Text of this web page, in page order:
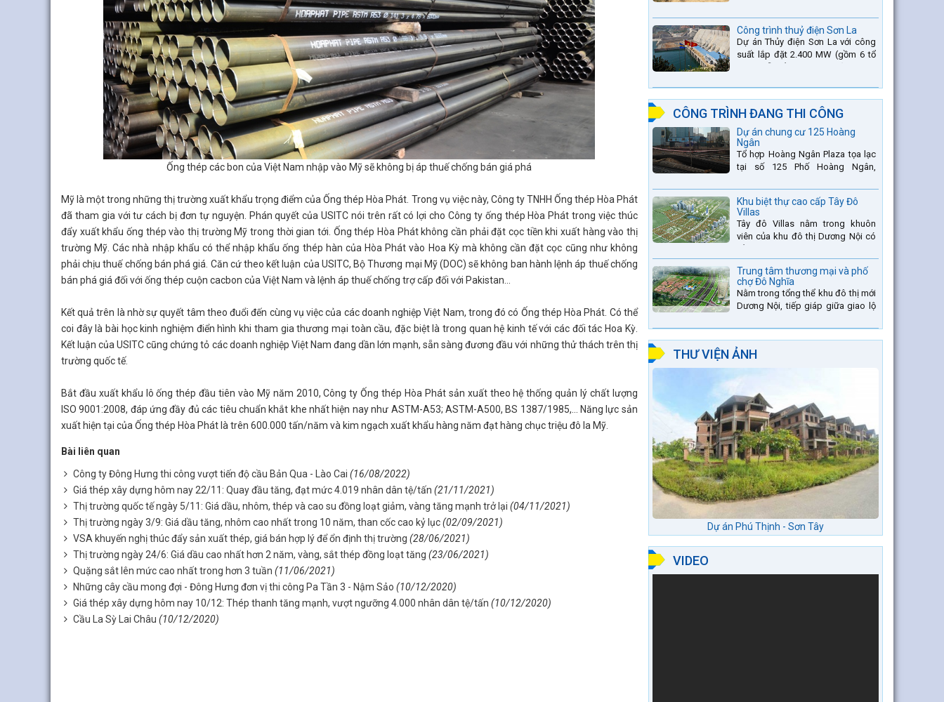
Ống thép các bon của Việt Nam nhập vào Mỹ sẽ không bị áp thuế chống bán giá phá
Mỹ là một trong những thị trường xuất khẩu trọng điểm của Ống thép Hòa Phát. Trong vụ việc này, Công ty TNHH Ống thép Hòa Phát
đã tham gia với tư cách bị đơn tự nguyện. Phán quyết của USITC nói trên rất có lợi cho Công ty ống thép Hòa Phát trong việc thúc
đẩy xuất khẩu ống thép vào thị trường Mỹ trong thời gian tới. Ống thép Hòa Phát không cần phải đặt cọc tiền khi xuất hàng vào thị
trường Mỹ. Các nhà nhập khẩu có thể nhập khẩu ống thép hàn của Hòa Phát vào Hoa Kỳ mà không cần đặt cọc cũng như không
phải chịu thuế chống bán phá giá. Căn cứ theo kết luận của USITC, Bộ Thương mại Mỹ (DOC) sẽ không ban hành lệnh áp thuế chống
bán phá giá đối với ống thép cuộn cacbon của Việt Nam và lệnh áp thuế chống trợ cấp đối với Pakistan...
Kết quả trên là nhờ sự quyết tâm theo đuổi đến cùng vụ việc của các doanh nghiệp Việt Nam, trong đó có Ống thép Hòa Phát. Có thể
coi đây là bài học kinh nghiệm điển hình khi tham gia thương mại toàn cầu, đặc biệt là trong quan hệ kinh tế với các đối tác Hoa Kỳ.
Kết luận của USITC cũng chứng tỏ các doanh nghiệp Việt Nam đang dần lớn mạnh, sẵn sàng đương đầu với những thử thách trên thị
trường quốc tế.
Bắt đầu xuất khẩu lô ống thép đầu tiên vào Mỹ năm 2010, Công ty Ống thép Hòa Phát sản xuất theo hệ thống quản lý chất lượng
ISO 9001:2008, đáp ứng đầy đủ các tiêu chuẩn khắt khe nhất hiện nay như ASTM-A53; ASTM-A500, BS 1387/1985,… Năng lực sản
xuất hiện tại của Ống thép Hòa Phát là trên 600.000 tấn/năm và kim ngạch xuất khẩu hàng năm đạt hàng chục triệu đô la Mỹ.
Bài liên quan
Công ty Đông Hưng thi công vượt tiến độ cầu Bản Qua - Lào Cai (16/08/2022)
Giá thép xây dựng hôm nay 22/11: Quay đầu tăng, đạt mức 4.019 nhân dân tệ/tấn (21/11/2021)
Thị trường quốc tế ngày 5/11: Giá dầu, nhôm, thép và cao su đồng loạt giảm, vàng tăng mạnh trở lại (04/11/2021)
Thị trường ngày 3/9: Giá dầu tăng, nhôm cao nhất trong 10 năm, than cốc cao kỷ lục(02/09/2021)
VSA khuyến nghị thúc đẩy sản xuất thép, giá bán hợp lý để ổn định thị trường (28/06/2021)
Thị trường ngày 24/6: Giá dầu cao nhất hơn 2 năm, vàng, sắt thép đồng loạt tăng (23/06/2021)
Quặng sắt lên mức cao nhất trong hơn 3 tuần (11/06/2021)
Những cây cầu mong đợi - Đông Hưng đơn vị thi công Pa Tần 3 - Nậm Sảo (10/12/2020)
Giá thép xây dựng hôm nay 10/12: Thép thanh tăng mạnh, vượt ngưỡng 4.000 nhân dân tệ/tấn (10/12/2020)
Cầu La Sỳ Lai Châu (10/12/2020)
Huyện Đức Thọ - tỉnh Hà Tĩnh.
Công trình thuỷ điện Sơn La
Dự án Thủy điện Sơn La với công
suất lắp đặt 2.400 MW (gồm 6 tổ
CÔNG TRÌNH ĐANG THI CÔNG
Dự án chung cư 125 Hoàng
Ngân
Tổ hợp Hoàng Ngân Plaza tọa lạc
tại số 125 Phố Hoàng Ngân,
Xuân, thành phố Hà Nội. được thiết
kế hài hòa là sự kết hợp...
Khu biệt thự cao cấp Tây Đô
Villas
Tây đô Villas nằm trong khuôn
viên của khu đô thị Dương Nội có
tổng diện tích của khuôn viên 1959
căn biệt thự là...
Trung tâm thương mại và phố
chợ Đô Nghĩa
Nằm trong tổng thể khu đô thị mới
Dương Nội, tiếp giáp giữa giao lộ
Văn Lương kéo dài. Trung tâm
thương mại Phố chợ Đô...
THƯ VIỆN ẢNH
Dự án Phú Thịnh - Sơn Tây
VIDEO